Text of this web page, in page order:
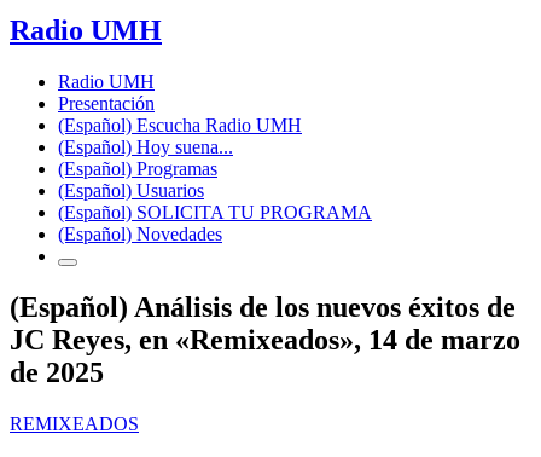
Radio UMH
Radio UMH
Presentación
(Español) Escucha Radio UMH
(Español) Hoy suena...
(Español) Programas
(Español) Usuarios
(Español) SOLICITA TU PROGRAMA
(Español) Novedades
(Español) Análisis de los nuevos éxitos de
JC Reyes, en «Remixeados», 14 de marzo
de 2025
REMIXEADOS